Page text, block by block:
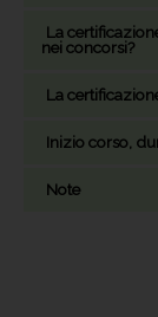
La
nei concorsi?
La
Inizio corso,
Note